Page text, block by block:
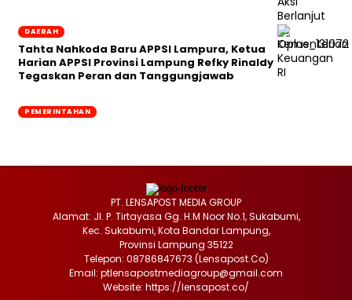
DAERAH
Tahta Nahkoda Baru APPSI Lampura, Ketua
Harian APPSI Provinsi Lampung Refky Rinaldy
Tegaskan Peran dan Tanggungjawab
PEMERINTAHAN
PT. LENSAPOST MEDIA GROUP
Alamat: Jl. P. Tirtayasa Gg. H.M Noor No.1, Sukabumi,
Kec. Sukabumi, Kota Bandar Lampung,
Provinsi Lampung 35122
Telepon: 08786847673 (Lensapost.Co)
Email: ptlensapostmediagroup@gmail.com
Website: https://lensapost.co/